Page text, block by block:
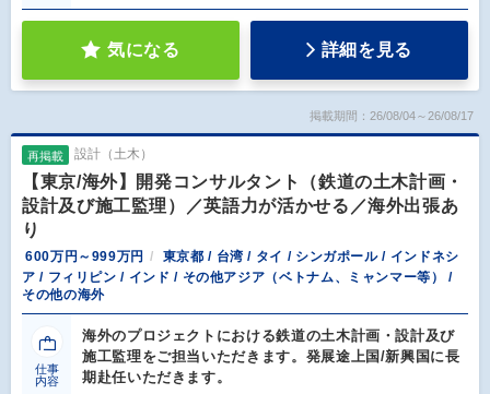
気になる 詳細を見る
掲載期間：26/08/04～26/08/17
再掲載 設計（土木）
【東京/海外】開発コンサルタント（鉄道の土木計画・
設計及び施工監理）／英語力が活かせる／海外出張あ
り
600万円～999万円
東京都 / 台湾 / タイ / シンガポール / インドネシ
ア / フィリピン / インド / その他アジア（ベトナム、ミャンマー等） /
その他の海外
仕事
内容
海外のプロジェクトにおける鉄道の土木計画・設計及び
施工監理をご担当いただきます。発展途上国/新興国に長
期赴任いただきます。